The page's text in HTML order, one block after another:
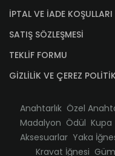
İPTAL VE İADE KOŞULLARI
SATIŞ SÖZLEŞMESİ
TEKLİF FORMU
GİZLİLİK VE ÇEREZ
Anahtarlık Özel
Madalyon Ödül Kupa
Aksesuarlar Yaka
Kravat İğnesi